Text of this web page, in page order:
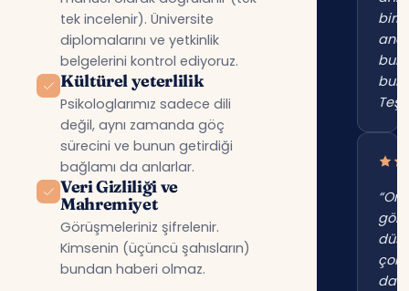
tek incelenir). Üniversite
diplomalarını ve yetkinlik
belgelerini kontrol ediyoruz.
Kültürel yeterlilik
Psikologlarımız sadece dili
değil, aynı zamanda göç
sürecini ve bunun getirdiği
bağlamı da anlarlar.
Veri Gizliliği ve
Mahremiyet
Görüşmeleriniz şifrelenir.
Kimsenin (üçüncü şahısların)
bundan haberi olmaz.
çok